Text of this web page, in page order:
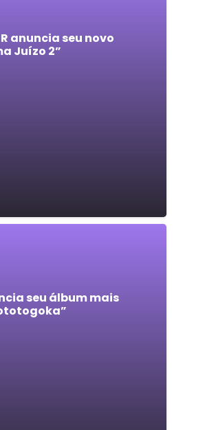
anuncia seu novo
Juízo 2”
seu álbum mais